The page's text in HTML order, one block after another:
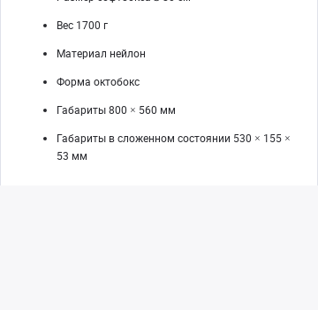
Вес 1700 г
Материал нейлон
Форма октобокс
Габариты 800 × 560 мм
Габариты в сложенном состоянии 530 × 155 ×
53 мм